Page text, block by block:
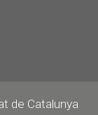
de Catalunya